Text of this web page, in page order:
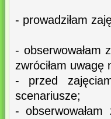
- prowadziłam
- obserwowałam
zwróciłam
- przed
scenariusze;
-